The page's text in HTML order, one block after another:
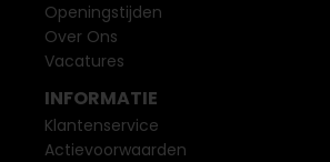
Openingstijden
Over Ons
Vacatures
INFORMATIE
Klantenservice
Actievoorwaarden